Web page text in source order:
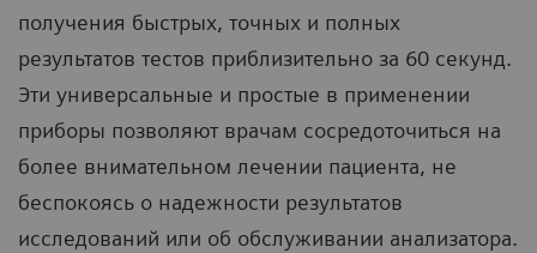
получения быстрых, точных и полных
результатов тестов приблизительно за 60 секунд.
Эти универсальные и простые в применении
приборы позволяют врачам сосредоточиться на
более внимательном лечении пациента, не
беспокоясь о надежности результатов
исследований или об обслуживании анализатора.